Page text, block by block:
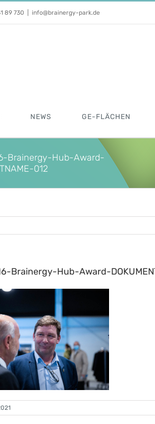
89 730 info@brainergy-park.de
NEWS GE-FLÄCHEN
Brainergy-Hub-Award-
012
Brainergy-Hub-Award-